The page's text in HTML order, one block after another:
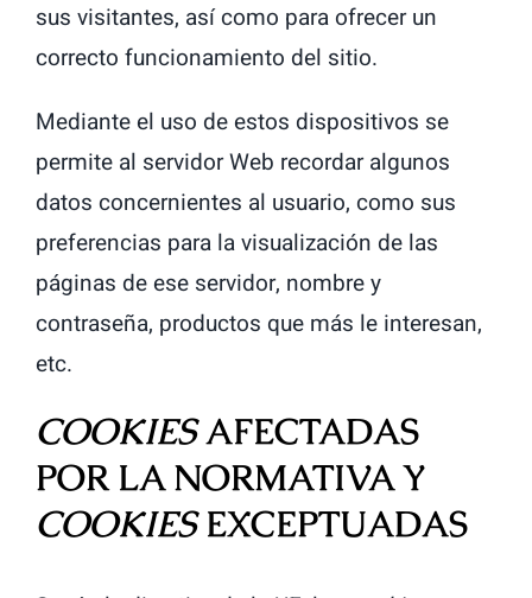
sus visitantes, así como para ofrecer un
correcto funcionamiento del sitio.
Mediante el uso de estos dispositivos se
permite al servidor Web recordar algunos
datos concernientes al usuario, como sus
preferencias para la visualización de las
páginas de ese servidor, nombre y
contraseña, productos que más le interesan,
etc.
COOKIESAFECTADAS
POR LA NORMATIVA Y
COOKIESEXCEPTUADAS